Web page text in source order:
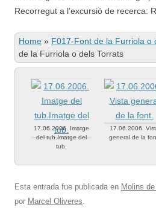
Recorregut a l’excursió de recerca:
Home » F017-Font de la Furriola o
de la Furriola o dels Torrats
17.06.2006. Imatge
del tub.Imatge del
tub.
17.06.2006.
general de la
Esta entrada fue publicada en Molins
por Marcel Oliveres.